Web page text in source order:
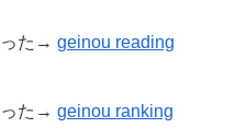
った→ geinou reading
った→ geinou ranking